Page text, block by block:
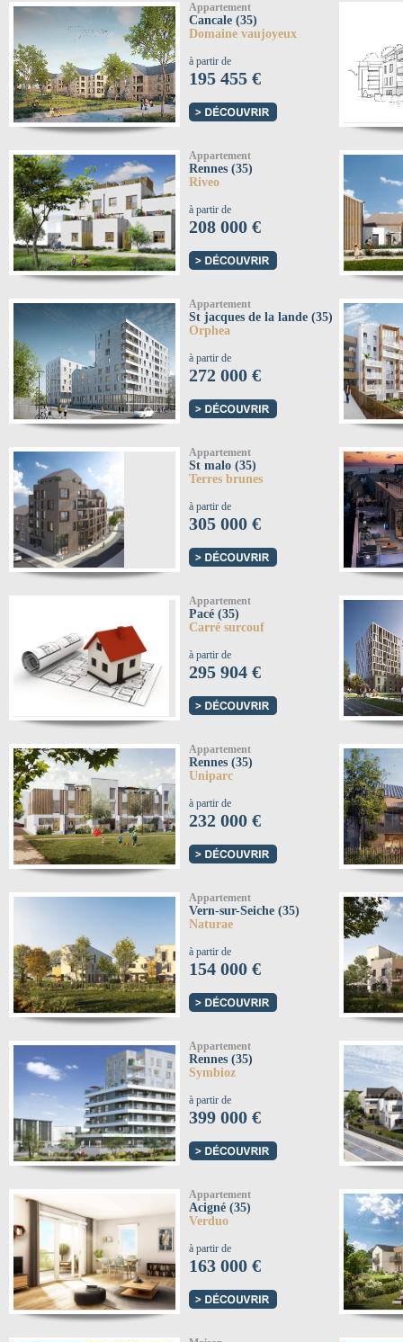
Appartement
Cancale (35)
Domaine vaujoyeux
à partir de
195 455 €
Appartement
Rennes (35)
Riveo
à partir de
208 000 €
Appartement
St jacques de la lande (35)
Orphea
à partir de
272 000 €
Appartement
St malo (35)
Terres brunes
à partir de
305 000 €
Appartement
Pacé (35)
Carré surcouf
à partir de
295 904 €
Appartement
Rennes (35)
Uniparc
à partir de
232 000 €
Appartement
Vern-sur-Seiche (35)
Naturae
à partir de
154 000 €
Appartement
Rennes (35)
Symbioz
à partir de
399 000 €
Appartement
Acigné (35)
Verduo
à partir de
163 000 €